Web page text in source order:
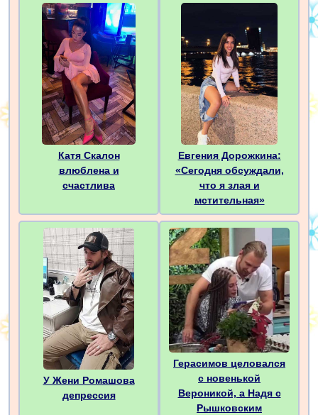
Катя Скалон
влюблена и
счастлива
Евгения Дорожкина:
«Сегодня обсуждали,
что я злая и
мстительная»
У Жени Ромашова
депрессия
Герасимов целовался
с новенькой
Вероникой, а Надя с
Рышковским